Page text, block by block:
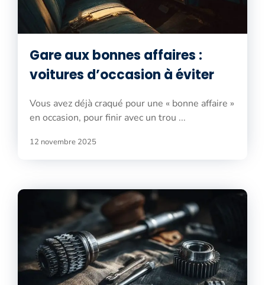
Gare aux bonnes affaires :
voitures d’occasion à éviter
Vous avez déjà craqué pour une « bonne affaire »
en occasion, pour finir avec un trou ...
12 novembre 2025